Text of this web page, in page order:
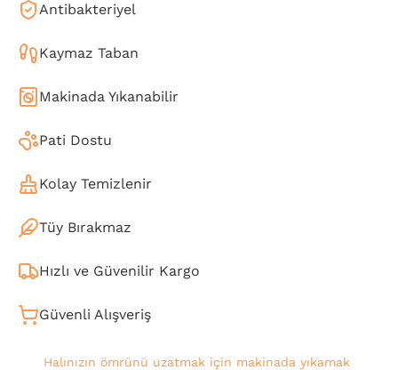
Antibakteriyel
Kaymaz Taban
Makinada Yıkanabilir
Pati Dostu
Kolay Temizlenir
Tüy Bırakmaz
Hızlı ve Güvenilir Kargo
Güvenli Alışveriş
Halınızın ömrünü uzatmak için makinada yıkamak